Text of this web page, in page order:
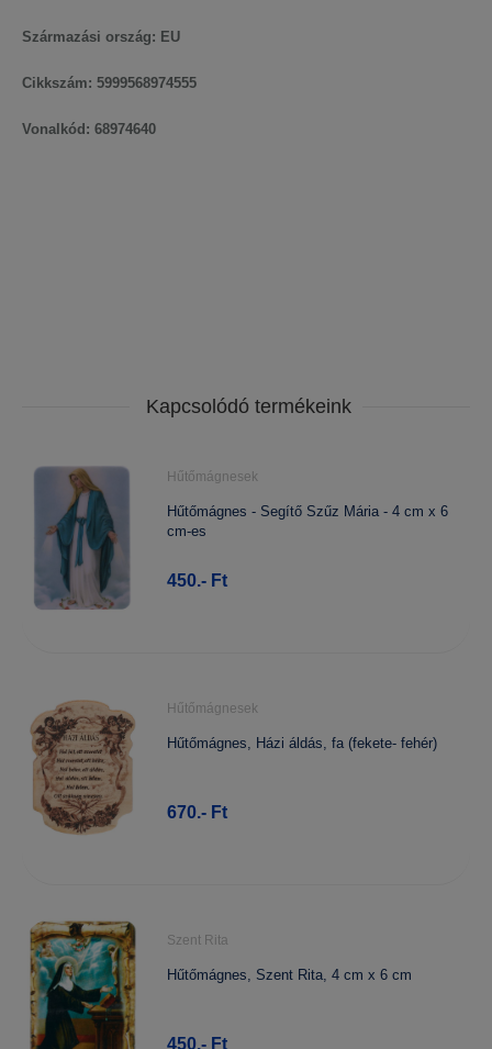
Származási ország: EU
Cikkszám: 5999568974555
Vonalkód: 68974640
Kapcsolódó termékeink
Hűtőmágnesek
Hűtőmágnes - Segítő Szűz Mária - 4 cm x 6
cm-es
450.- Ft
Hűtőmágnesek
Hűtőmágnes, Házi áldás, fa (fekete- fehér)
670.- Ft
Szent Rita
Hűtőmágnes, Szent Rita, 4 cm x 6 cm
450.- Ft